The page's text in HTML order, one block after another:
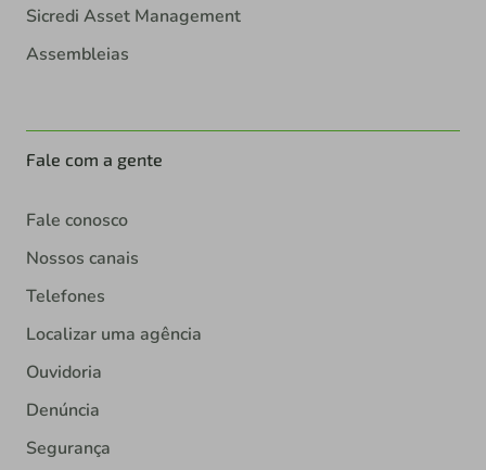
Sicredi Asset Management
Assembleias
Fale com a gente
Fale conosco
Nossos canais
Telefones
Localizar uma agência
Ouvidoria
Denúncia
Segurança